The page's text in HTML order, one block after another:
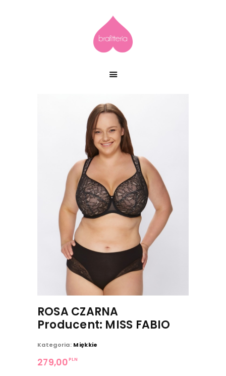
ROSA CZARNA
Producent: MISS FABIO
Kategoria: Miękkie
279,00PLN